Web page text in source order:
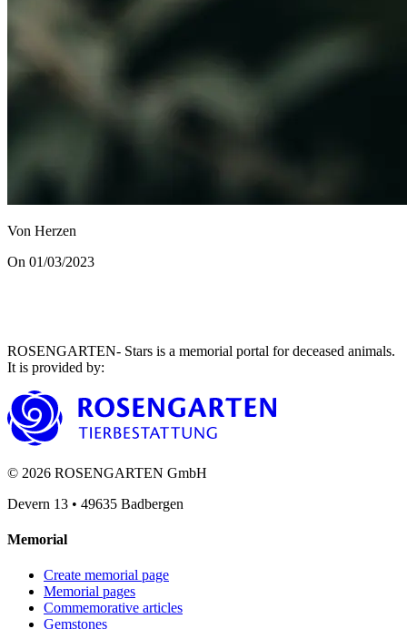
Von Herzen
On 01/03/2023
ROSENGARTEN- Stars is a memorial portal for deceased animals.
It is provided by:
© 2026 ROSENGARTEN GmbH
Devern 13 • 49635 Badbergen
Memorial
Create memorial page
Memorial pages
Commemorative articles
Gemstones